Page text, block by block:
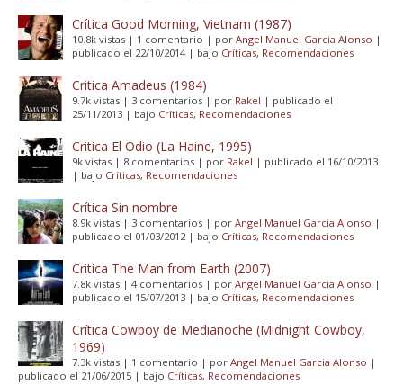
Crítica Good Morning, Vietnam (1987)
10.8k vistas | 1 comentario | por Angel Manuel Garcia Alonso |
publicado el 22/10/2014| bajo Críticas, Recomendaciones
Critica Amadeus (1984)
9.7k vistas | 3 comentarios | por Rakel | publicado el
25/11/2013 | bajo Críticas, Recomendaciones
Critica El Odio (La Haine, 1995)
9k vistas | 8 comentarios | por Rakel | publicado el 16/10/2013
| bajo Críticas, Recomendaciones
Crítica Sin nombre
8.9k vistas | 3 comentarios | por Angel Manuel Garcia Alonso |
publicado el 01/03/2012| bajo Críticas, Recomendaciones
Critica The Man from Earth (2007)
7.8k vistas | 4 comentarios | por Angel Manuel Garcia Alonso |
publicado el 15/07/2013 | bajo Críticas, Recomendaciones
Crítica Cowboy de Medianoche (Midnight Cowboy,
1969)
7.3k vistas | 1 comentario | por Angel Manuel Garcia Alonso |
publicado el 21/06/2015 | bajo Críticas, Recomendaciones